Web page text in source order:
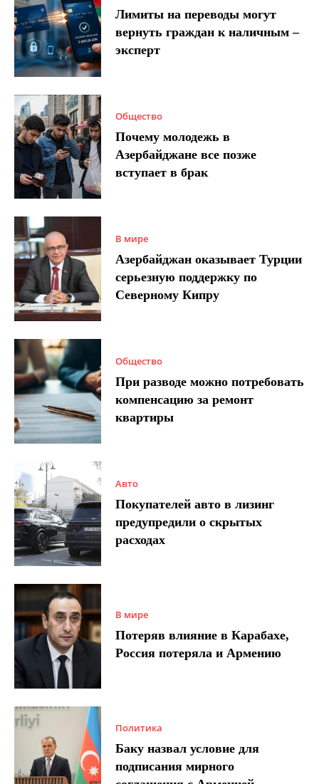
Лимиты на переводы могут
вернуть граждан к наличным –
эксперт
Общество
Почему молодежь в
Азербайджане все позже
вступает в брак
В мире
Азербайджан оказывает Турции
серьезную поддержку по
Северному Кипру
Общество
При разводе можно потребовать
компенсацию за ремонт
квартиры
Авто
Покупателей авто в лизинг
предупредили о скрытых
расходах
В мире
Потеряв влияние в Карабахе,
Россия потеряла и Армению
Политика
Баку назвал условие для
подписания мирного